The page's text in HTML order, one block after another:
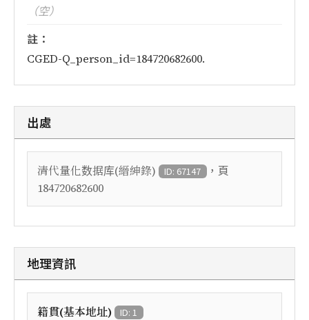
（空）
註：
CGED-Q_person_id=184720682600.
出處
清代量化数据库(縉紳錄) ID: 67147 ，頁
184720682600
地理資訊
籍貫(基本地址) ID: 1